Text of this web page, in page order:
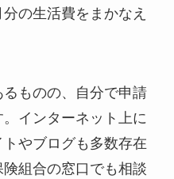
の生活費をまかなえ
ものの、自分で申請
インターネット上に
やブログも多数存在
組合の窓口でも相談